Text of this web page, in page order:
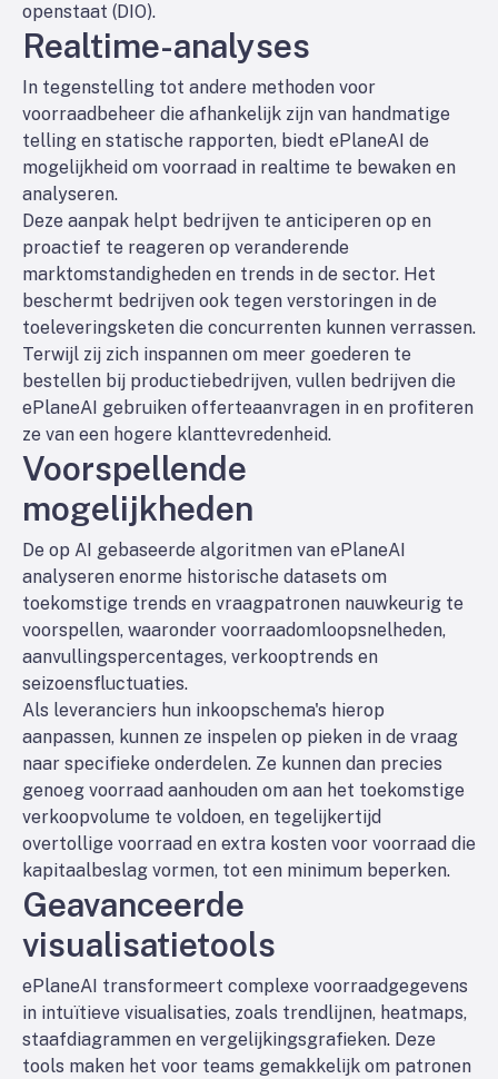
openstaat (DIO).
Realtime-analyses
In tegenstelling tot andere methoden voor
voorraadbeheer die afhankelijk zijn van handmatige
telling en statische rapporten, biedt ePlaneAI de
mogelijkheid om voorraad in realtime te bewaken en
analyseren.
Deze aanpak helpt bedrijven te anticiperen op en
proactief te reageren op veranderende
marktomstandigheden en trends in de sector. Het
beschermt bedrijven ook tegen verstoringen in de
toeleveringsketen die concurrenten kunnen verrassen.
Terwijl zij zich inspannen om meer goederen te
bestellen bij productiebedrijven, vullen bedrijven die
ePlaneAI gebruiken offerteaanvragen in en profiteren
ze van een hogere klanttevredenheid.
Voorspellende
mogelijkheden
De op AI gebaseerde algoritmen van ePlaneAI
analyseren enorme historische datasets om
toekomstige trends en vraagpatronen nauwkeurig te
voorspellen, waaronder voorraadomloopsnelheden,
aanvullingspercentages, verkooptrends en
seizoensfluctuaties.
Als leveranciers hun inkoopschema's hierop
aanpassen, kunnen ze inspelen op pieken in de vraag
naar specifieke onderdelen. Ze kunnen dan precies
genoeg voorraad aanhouden om aan het toekomstige
verkoopvolume te voldoen, en tegelijkertijd
overtollige voorraad en extra kosten voor voorraad die
kapitaalbeslag vormen, tot een minimum beperken.
Geavanceerde
visualisatietools
ePlaneAI transformeert complexe voorraadgegevens
in intuïtieve visualisaties, zoals trendlijnen, heatmaps,
staafdiagrammen en vergelijkingsgrafieken. Deze
tools maken het voor teams gemakkelijk om patronen